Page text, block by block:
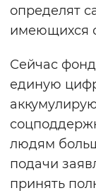
определят
имеющихся
Сейчас
единую
людям
подачи
принять